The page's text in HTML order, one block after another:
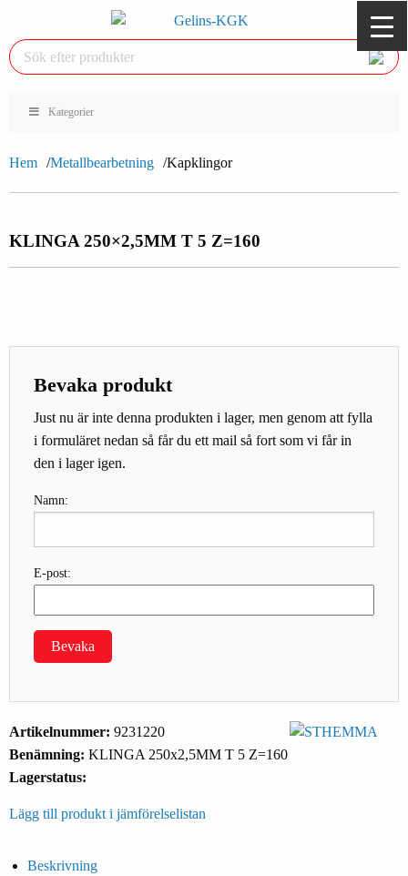
Kategorier
Hem Metallbearbetning Kapklingor
KLINGA 250×2,5MM T 5 Z=160
Bevaka produkt
Just nu är inte denna produkten i lager, men genom att fylla
i formuläret nedan så får du ett mail så fort som vi får in
den i lager igen.
Namn:
E-post:
Bevaka
Artikelnummer: 9231220
Benämning: KLINGA 250x2,5MM T 5 Z=160
Lagerstatus:
Lägg till produkt i jämförelselistan
Beskrivning